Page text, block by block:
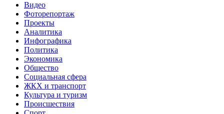
Видео
Фоторепортаж
Проекты
Аналитика
Инфографика
Политика
Экономика
Общество
Социальная сфера
ЖКХ и транспорт
Культура и туризм
Происшествия